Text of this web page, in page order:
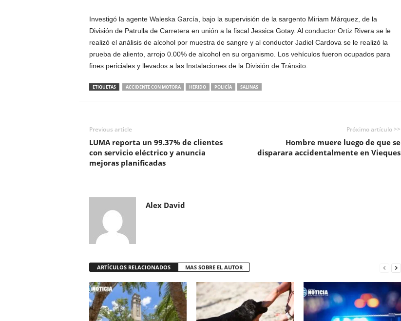
Investigó la agente Waleska García, bajo la supervisión de la sargento Miriam Márquez, de la
División de Patrulla de Carretera en unión a la fiscal Jessica Gotay. Al conductor Ortiz Rivera se le
realizó el análisis de alcohol por muestra de sangre y al conductor Jadiel Cardova se le realizó la
prueba de aliento, arrojo 0.00% de alcohol en su organismo. Los vehículos fueron ocupados para
fines periciales y llevados a las Instalaciones de la División de Tránsito.
ETIQUETAS ACCIDENTE CON MOTORA HERIDO POLICÍA SALINAS
Previous article
LUMA reporta un 99.37% de clientes
con servicio eléctrico y anuncia
mejoras planificadas
Próximo artículo >>
Hombre muere luego de que se
disparara accidentalmente en Vieques
Alex David
ARTÍCULOS RELACIONADOS MAS SOBRE EL AUTOR